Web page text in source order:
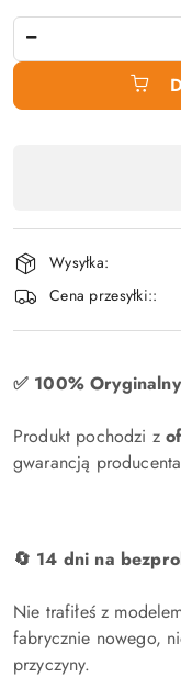
,
płatność
i
dostawa
Wysyłka:
Cena przesyłki::
✅ 100%
Produkt pochodzi z
gwarancją
🔄 14 dni na
Nie trafiłeś z
fabrycznie nowego,
przyczyny.